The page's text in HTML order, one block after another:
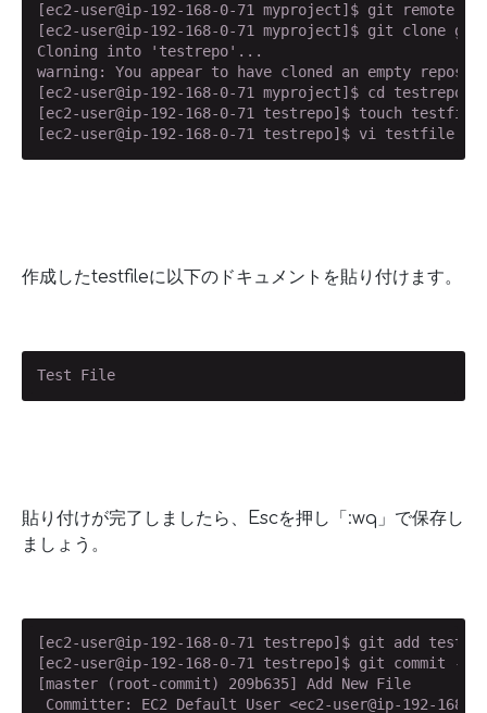
[ec2-user@ip-192-168-0-71 myproject]$ git
[ec2-user@ip-192-168-0-71 myproject]$ git clone
Cloning into 'testrepo'...
warning: You appear to have cloned an empty
[ec2-user@ip-192-168-0-71 myproject]$ cd testrepo
[ec2-user@ip-192-168-0-71 testrepo]$ touch testfile
[ec2-user@ip-192-168-0-71 testrepo]$ vi testfile
作成したtestfileに以下のドキュメントを貼り付けます。
Test File
貼り付けが完了しましたら、Escを押し「:wq」で保存し
ましょう。
[ec2-user@ip-192-168-0-71 testrepo]$ git add
[ec2-user@ip-192-168-0-71 testrepo]$ git commit -m
[master (root-commit) 209b635] Add New File
Committer: EC2 Default User <ec2-user@ip-192-